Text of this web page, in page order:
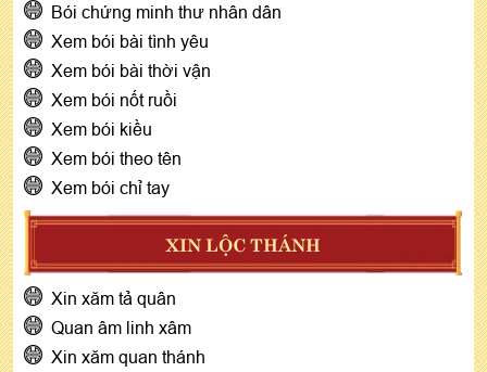
Bói chứng minh thư nhân dân
Xem bói bài tình yêu
Xem bói bài thời vận
Xem bói nốt ruồi
Xem bói kiều
Xem bói theo tên
Xem bói chỉ tay
XIN LỘC THÁNH
Xin xăm tả quân
Quan âm linh xâm
Xin xăm quan thánh